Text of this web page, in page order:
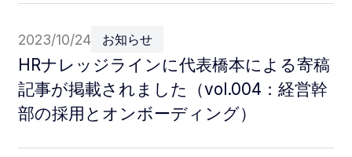
2023/10/24 お知らせ
HRナレッジラインに代表橋本による寄稿
記事が掲載されました（vol.004：経営幹
部の採用とオンボーディング）